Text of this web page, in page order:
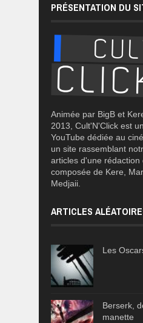
PRÉSENTATION DU
Animée par BigB et
2013, Cult'N'Click est
YouTube dédiée au
un site rassemblant
articles d'une rédaction
composée de Kere,
Medjaii.
ARTICLES
Les
Berserk,
manette